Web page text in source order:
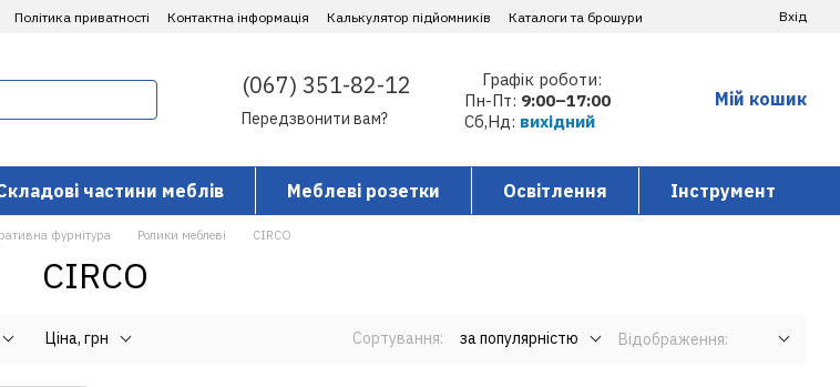
Політика приватності Контактна інформація ​Калькулятор підйомників Каталоги та брошури Вхід
(067) 351-82-12
Передзвонити вам?
Графік роботи:
Пн-Пт: 9:00–17:00
Сб,Нд: вихідний
Мій кошик
частини меблів Меблеві розетки Освітлення Інструмент
фурнітура Ролики меблеві CIRCO
CIRCO
Ціна, грн Сортування: за популярністю Відображення: